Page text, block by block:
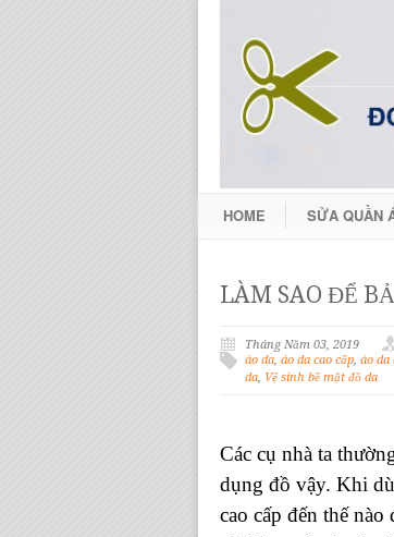
HOME SỬA QUẦN
LÀM SAO ĐỂ
Tháng Năm 03, 2019
áo da, áo da cao cấp, áo da
da, Vệ sinh bề mặt đồ da
Các cụ nhà ta
dụng đồ vậy. Khi
cao cấp đến thế